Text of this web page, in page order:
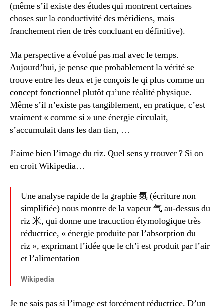
(même s’il existe des études qui montrent certaines
choses sur la conductivité des méridiens, mais
franchement rien de très concluant en définitive).
Ma perspective a évolué pas mal avec le temps.
Aujourd’hui, je pense que probablement la vérité se
trouve entre les deux et je conçois le qi plus comme un
concept fonctionnel plutôt qu’une réalité physique.
Même s’il n’existe pas tangiblement, en pratique, c’est
vraiment « comme si » une énergie circulait,
s’accumulait dans les dan tian, …
J’aime bien l’image du riz. Quel sens y trouver ? Si on
en croit Wikipedia…
Une analyse rapide de la graphie 氣 (écriture non
simplifiée) nous montre de la vapeur 气 au-dessus du
riz 米, qui donne une traduction étymologique très
réductrice, « énergie produite par l’absorption du
riz », exprimant l’idée que le ch’i est produit par l’air
et l’alimentation
Wikipedia
Je ne sais pas si l’image est forcément réductrice. D’un